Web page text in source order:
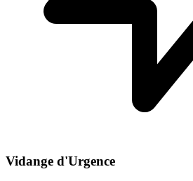
Vidange d'Urgence